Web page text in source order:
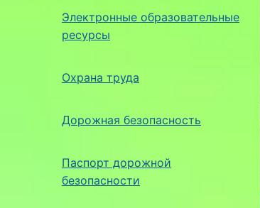
Электронные образовательные
ресурсы
Охрана труда
Дорожная безопасность
Паспорт дорожной
безопасности